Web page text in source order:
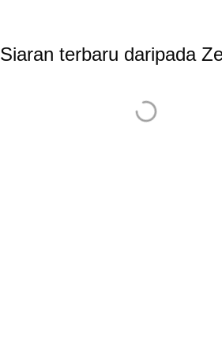
Siaran terbaru daripada